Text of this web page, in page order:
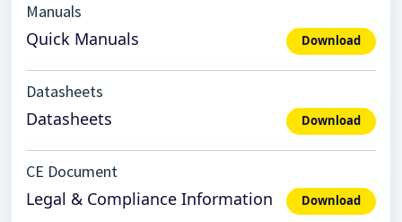
Manuals
Quick Manuals Download
Datasheets
Datasheets Download
CE Document
Legal & Compliance Information Download